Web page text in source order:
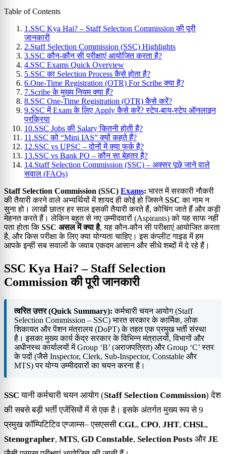
Table of Contents
1.SSC Kya Hai? – Staff Selection Commission की पूरी
जानकारी
2.Staff Selection Commission (SSC) Highlights
3.SSC कौन-कौन सी परीक्षाएं आयोजित करता है?
4.SSC Exams Quick Overview
5.SSC का Selection Process कैसे होता है?
6.One-Time Registration (OTR) For Scribe क्या है?
7.Scribe के मुख्य नियम क्या हैं?
8.SSC One-Time Registration (OTR) कैसे करें?
9.SSC में Exam के लिए Apply कैसे करें? स्टेप-बाय-स्टेप ऑनलाइन
प्रक्रिया
10.SSC Jobs की Salary कितनी होती है?
11.SSC को “Mini IAS” क्यों कहते हैं?
12.SSC vs UPSC – दोनों में क्या फर्क है?
13.SSC vs Bank PO – कौन सा बेहतर है?
14.Staff Selection Commission (SSC) – अक्सर पूछे जाने वाले
सवाल (FAQs)
Staff Selection Commission (SSC) Exams: भारत में सरकारी नौकरी
की तैयारी करने वाले अभ्यर्थियों में शायद ही कोई हो जिसनेSSC का नाम न
सुना हो। लाखों छात्र हर साल इसकी तैयारी करते हैं, कोचिंग जाते हैं और कड़ी
मेहनत करते हैं। लेकिन बहुत से नए उम्मीदवारों (Aspirants) को यह साफ नहीं
पता होता किSSC असल में क्या है, यह कौन-कौन सी परीक्षाएं आयोजित करता
है, और किस परीक्षा के लिए क्या योग्यता चाहिए। इस कंप्लीट गाइड में हम
आपके इन्हीं सब सवालों के जवाब एकदम आसान और सीधे शब्दों में दे रहे हैं।
SSC Kya Hai? – Staff Selection
Commission की पूरी जानकारी
त्वरित उत्तर (Quick Summary): कर्मचारी चयन आयोग (Staff
Selection Commission – SSC) भारत सरकार के कार्मिक, लोक
शिकायत और पेंशन मंत्रालय (DoPT) के तहत एक प्रमुख भर्ती संस्था
है। इसका मुख्य कार्य केंद्र सरकार के विभिन्न मंत्रालयों, विभागों और
अधीनस्थ कार्यालयों में Group ‘B’ (अराजपत्रित) और Group ‘C’ स्तर
के पदों (जैसे Inspector, Clerk, Sub-Inspector, Constable और
MTS) पर योग्य उम्मीदवारों का चयन करना है।
SSC यानी कर्मचारी चयन आयोग (Staff Selection Commission) देश
की सबसे बड़ी भर्ती एजेंसियों में से एक है। इसके अंतर्गत मुख्य रूप से 9
प्रमुख कॉम्पिटिटिव एग्जाम्स– एसएससी CGL, CPO, JHT, CHSL,
Stenographer, MTS, GD Constable, Selection Posts औरJE